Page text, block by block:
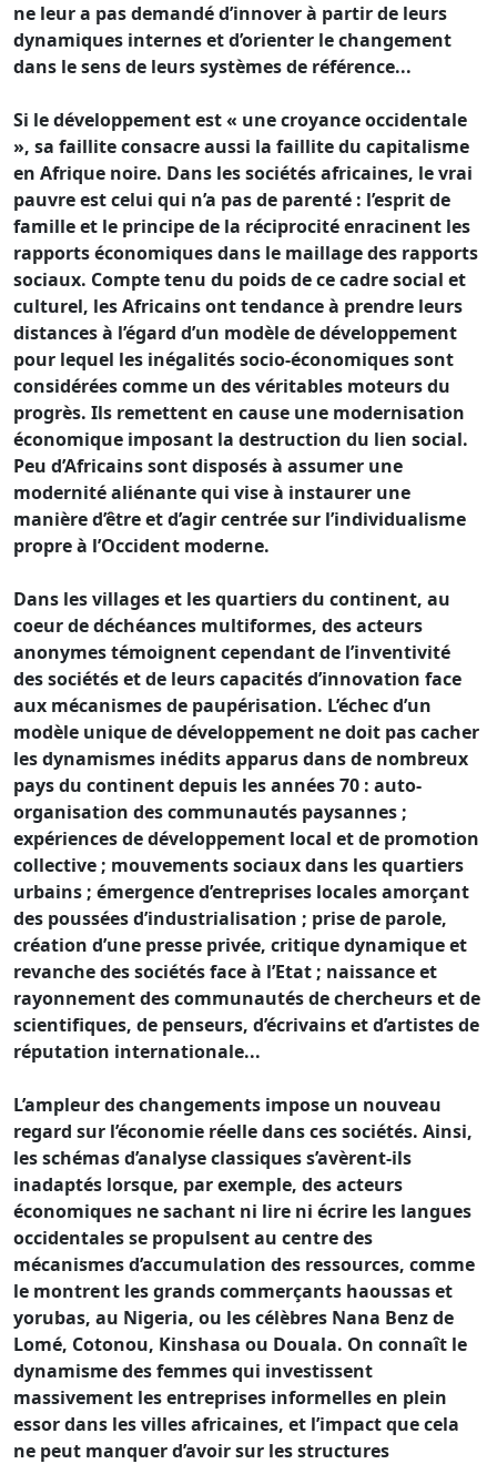
ne leur a pas demandé d’innover à partir de leurs
dynamiques internes et d’orienter le changement
dans le sens de leurs systèmes de référence...
Si le développement est « une croyance occidentale
», sa faillite consacre aussi la faillite du capitalisme
en Afrique noire. Dans les sociétés africaines, le vrai
pauvre est celui qui n’a pas de parenté : l’esprit de
famille et le principe de la réciprocité enracinent les
rapports économiques dans le maillage des rapports
sociaux. Compte tenu du poids de ce cadre social et
culturel, les Africains ont tendance à prendre leurs
distances à l’égard d’un modèle de développement
pour lequel les inégalités socio-économiques sont
considérées comme un des véritables moteurs du
progrès. Ils remettent en cause une modernisation
économique imposant la destruction du lien social.
Peu d’Africains sont disposés à assumer une
modernité aliénante qui vise à instaurer une
manière d’être et d’agir centrée sur l’individualisme
propre à l’Occident moderne.
Dans les villages et les quartiers du continent, au
coeur de déchéances multiformes, des acteurs
anonymes témoignent cependant de l’inventivité
des sociétés et de leurs capacités d’innovation face
aux mécanismes de paupérisation. L’échec d’un
modèle unique de développement ne doit pas cacher
les dynamismes inédits apparus dans de nombreux
pays du continent depuis les années 70 : auto-
organisation des communautés paysannes ;
expériences de développement local et de promotion
collective ; mouvements sociaux dans les quartiers
urbains ; émergence d’entreprises locales amorçant
des poussées d’industrialisation ; prise de parole,
création d’une presse privée, critique dynamique et
revanche des sociétés face à l’Etat ; naissance et
rayonnement des communautés de chercheurs et de
scientifiques, de penseurs, d’écrivains et d’artistes de
réputation internationale...
L’ampleur des changements impose un nouveau
regard sur l’économie réelle dans ces sociétés. Ainsi,
les schémas d’analyse classiques s’avèrent-ils
inadaptés lorsque, par exemple, des acteurs
économiques ne sachant ni lire ni écrire les langues
occidentales se propulsent au centre des
mécanismes d’accumulation des ressources, comme
le montrent les grands commerçants haoussas et
yorubas, au Nigeria, ou les célèbres Nana Benz de
Lomé, Cotonou, Kinshasa ou Douala. On connaît le
dynamisme des femmes qui investissent
massivement les entreprises informelles en plein
essor dans les villes africaines, et l’impact que cela
ne peut manquer d’avoir sur les structures